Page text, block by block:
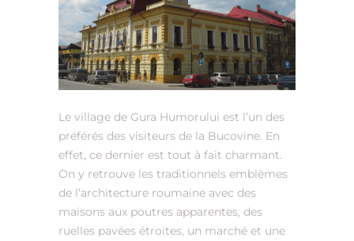
Le village de Gura Humorului est l’un des
préférés des visiteurs de la Bucovine. En
effet, ce dernier est tout à fait charmant.
On y retrouve les traditionnels emblèmes
de l’architecture roumaine avec des
maisons aux poutres apparentes, des
ruelles pavées étroites, un marché et une